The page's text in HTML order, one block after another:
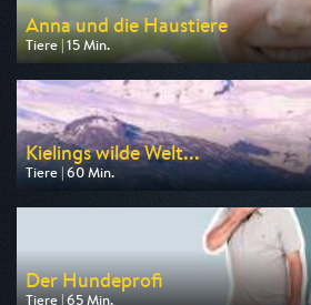
Anna und die Haustiere
Tiere | 15 Min.
Ausgestrahlt von ARD
am 08.08.2026, 07:40
Kielings wilde Welt...
Tiere | 60 Min.
am 09.08.2026, 06:15
Der Hundeprofi
Tiere | 65 Min.